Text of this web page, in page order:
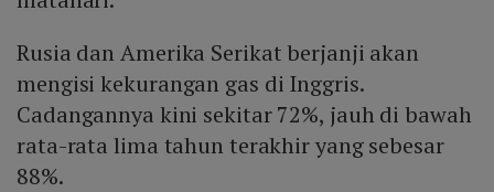
Rusia dan Amerika Serikat berjanji akan
mengisi kekurangan gas di Inggris.
Cadangannya kini sekitar 72%, jauh di bawah
rata-rata lima tahun terakhir yang sebesar
88%.